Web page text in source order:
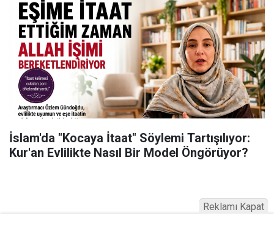
İslam'da "Kocaya İtaat" Söylemi Tartışılıyor:
Kur'an Evlilikte Nasıl Bir Model Öngörüyor?
Reklamı Kapat